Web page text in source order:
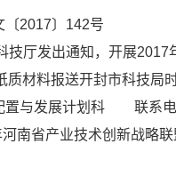
〔2017〕142号
厅发出通知，开展2017
材料报送开封市科技局时
与发展计划科
联系电
省产业技术创新战略联